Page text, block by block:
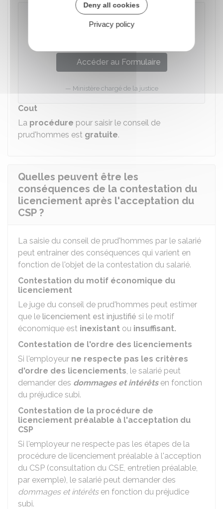
Requête aux fins de saisine du
conseil de prud'hommes (CPH) par un
Accéder au Formulaire
Ministère chargé de la justice
Cout
La procédure pour saisir le conseil de
prud'hommes est gratuite.
Quelles peuvent être les
conséquences de la contestation du
licenciement après l'acceptation du
CSP ?
La saisie du conseil de prud'hommes par le salarié
peut entrainer des conséquences qui varient en
fonction de l'objet de la contestation du salarié.
Contestation du motif économique du
licenciement
Le juge du conseil de prud'hommes peut estimer
que le licenciement est injustifié si le motif
économique est inexistant ou insuffisant.
Contestation de l'ordre des licenciements
Si l'employeur ne respecte pas les critères
d'ordre des licenciements, le salarié peut
demander des dommages et intérêts en fonction
du préjudice subi.
Contestation de la procédure de
licenciement préalable à l'acceptation du
CSP
Si l'employeur ne respecte pas les étapes de la
procédure de licenciement préalable à l'acception
du CSP (consultation du CSE, entretien préalable,
par exemple), le salarié peut demander des
dommages et intérêts en fonction du préjudice
subi.
Deny all cookies
Privacy policy